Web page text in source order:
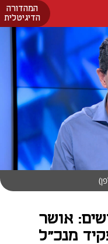
המהדורה
הדיגיטלית
של 4 חודשים: אושר
מנכ"ל